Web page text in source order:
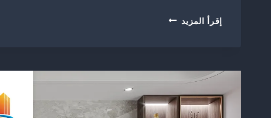
إقرأ المزيد تركيب
ت:
–
ديكور